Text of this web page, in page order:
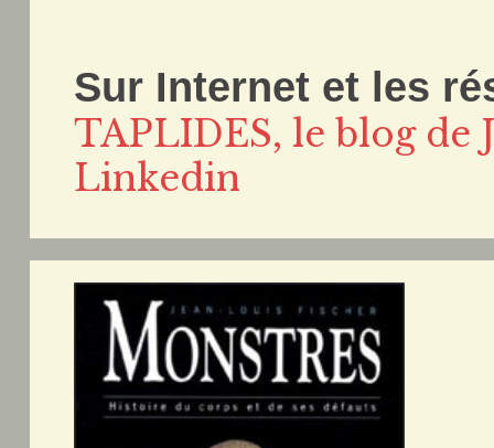
Sur Internet et les
TAPLIDES, le blog de
Linkedin